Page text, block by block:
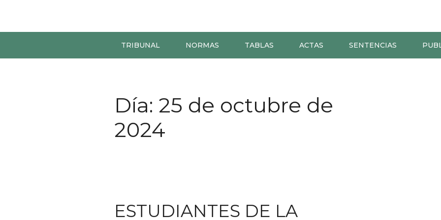
TRIBUNAL NORMAS TABLAS ACTAS SENTENCIAS
Día: 25 de octubre de
2024
ESTUDIANTES DE LA